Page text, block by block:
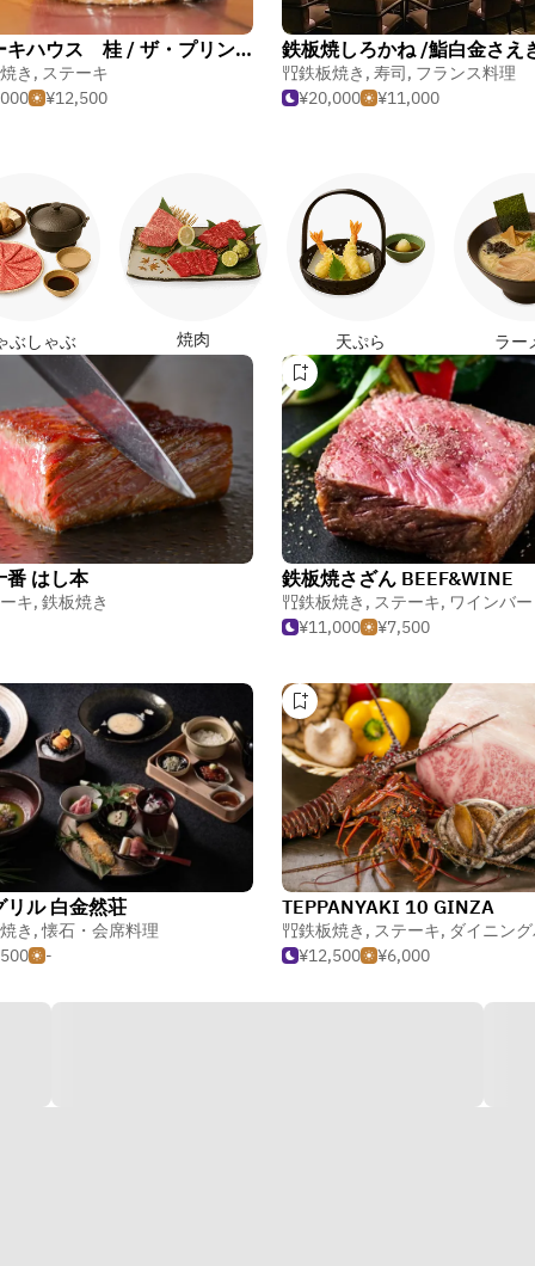
ステーキハウス 桂 / ザ・プリンス パークタワー東京
き , ステーキ
¥12,500
鉄板焼き , 寿司, フランス料理
¥20,000
¥11,000
ぶしゃぶ 焼肉 天ぷら ラー
番 はし本
キ, 鉄板焼き
鉄板焼さざん BEEF&WINE
鉄板焼き , ステーキ, ワインバー
¥11,000
¥7,500
リル 白金然荘
き ,懐石・会席料理
-
TEPPANYAKI 10 GINZA
鉄板焼き , ステーキ, ダイニングバー・ガ
¥12,500
¥6,000